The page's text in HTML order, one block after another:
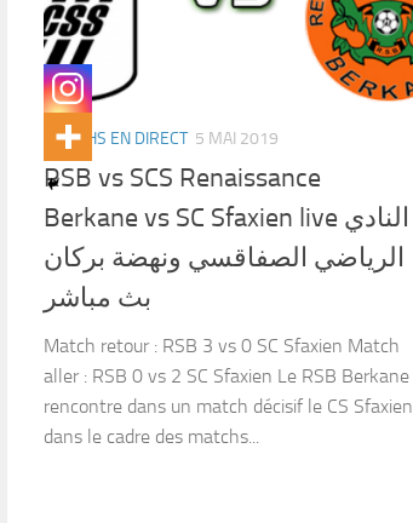
MATCHS EN DIRECT 5 MAI 2019
RSB vs SCS Renaissance
Berkane vs SC Sfaxien live النادي
الرياضي الصفاقسي ونهضة بركان
بث مباشر
Match retour : RSB 3 vs 0 SC Sfaxien Match
aller : RSB 0 vs 2 SC Sfaxien Le RSB Berkane
rencontre dans un match décisif le CS Sfaxien
dans le cadre des matchs...